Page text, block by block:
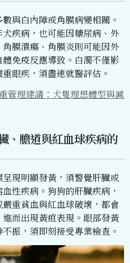
與白內障或角膜病變相關。
疾病，也可能因糖尿病、外
膜潰瘍、角膜炎則可能因外
免疫反應導致。白濁不僅影
眼疾，須盡速就醫評估。
管理建議：犬隻理想體型與減
、膽道與紅血球疾病的
現明顯發黃，須警覺肝臟或
性疾病。狗狗的肝臟疾病，
重貧血與紅血球破壞，都會
而出現黃疸表現。眼部發黃
振，須即刻接受專業檢查。